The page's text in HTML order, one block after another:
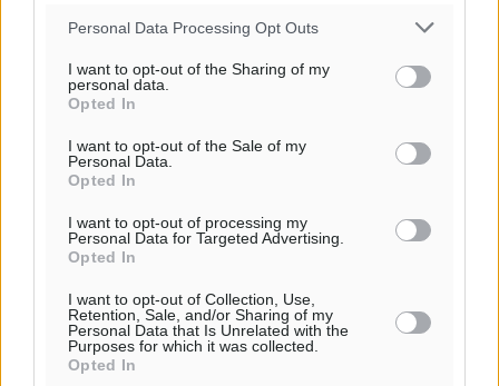
Personal Data Processing Opt Outs
I want to opt-out of the Sharing of my
personal data.
Opted In
I want to opt-out of the Sale of my
Personal Data.
Opted In
I want to opt-out of processing my
Personal Data for Targeted Advertising.
Opted In
I want to opt-out of Collection, Use,
Retention, Sale, and/or Sharing of my
Personal Data that Is Unrelated with the
Purposes for which it was collected.
Opted In
Ροή ειδήσεων
Γερμανική αγορά: Έλλειψη προσιτών ξενοδοχείων
απειλεί τη ζήτηση για πακέτα διακοπών – Στο
Ειδήσεις• πριν 2 λεπτά
Νέο ξενοδοχείο στη Ρόδο για την H Hotels –